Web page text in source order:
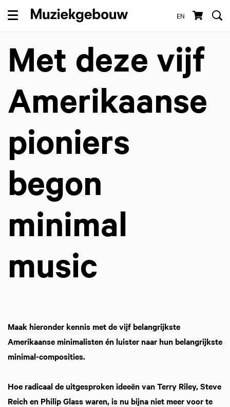
EN
Menu
Met deze vijf
Amerikaanse
pioniers
begon
minimal
music
Maak hieronder kennis met de vijf belangrijkste
Amerikaanse minimalisten én luister naar hun belangrijkste
minimal-composities.
Hoe radicaal de uitgesproken ideeën van Terry Riley, Steve
Reich en Philip Glass waren, is nu bijna niet meer voor te